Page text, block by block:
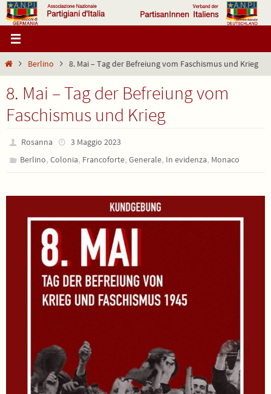
Salta
al
contenuto
HomeBerlino 8. Mai – Tag der Befreiung vom Faschismus und Krieg
8. Mai – Tag der Befreiung vom
Faschismus und Krieg
Rosanna
3 Maggio 2023
Berlino,Colonia, Francoforte,Generale, In evidenza, Monaco